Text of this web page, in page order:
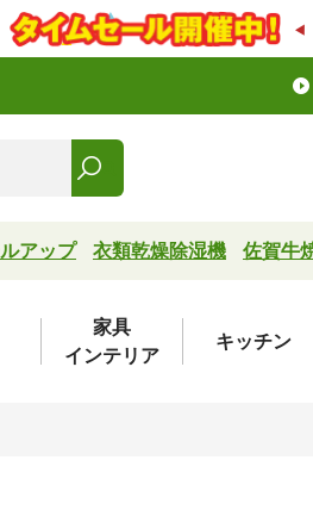
アップ 衣類乾燥除湿機 佐賀牛
家具
インテリア
キッチン